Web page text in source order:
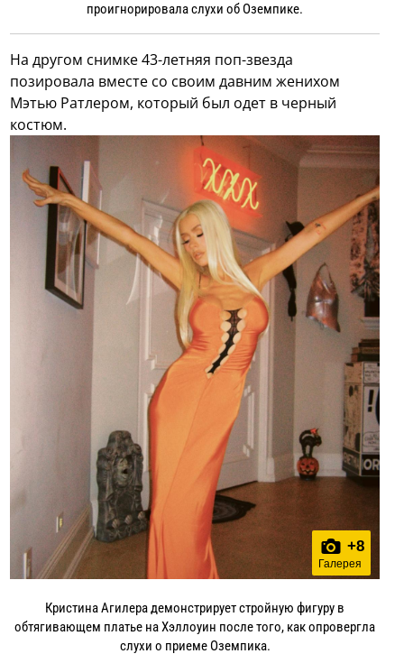
проигнорировала слухи об Оземпике.
На другом снимке 43-летняя поп-звезда
позировала вместе со своим давним женихом
Мэтью Ратлером, который был одет в черный
костюм.
+8
Галерея
Кристина Агилера демонстрирует стройную фигуру в
обтягивающем платье на Хэллоуин после того, как опровергла
слухи о приеме Оземпика.